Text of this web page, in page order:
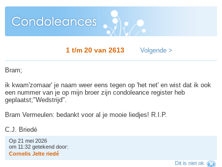
1 t/m 20 van 2613 Volgende >
Bram;
ik kwam'zomaar' je naam weer eens tegen op 'het net' en wist dat ik ook
een nummer van je op mijn broer zijn condoleance register heb
geplaatst;"Wedstrijd".
Bram Vermeulen: bedankt voor al je mooie liedjes! R.I.P.
C.J. Briedé
Op 21 mei 2026
om 11:32 getekend door:
Cornelis Jelte riedé
Dit is niet ok